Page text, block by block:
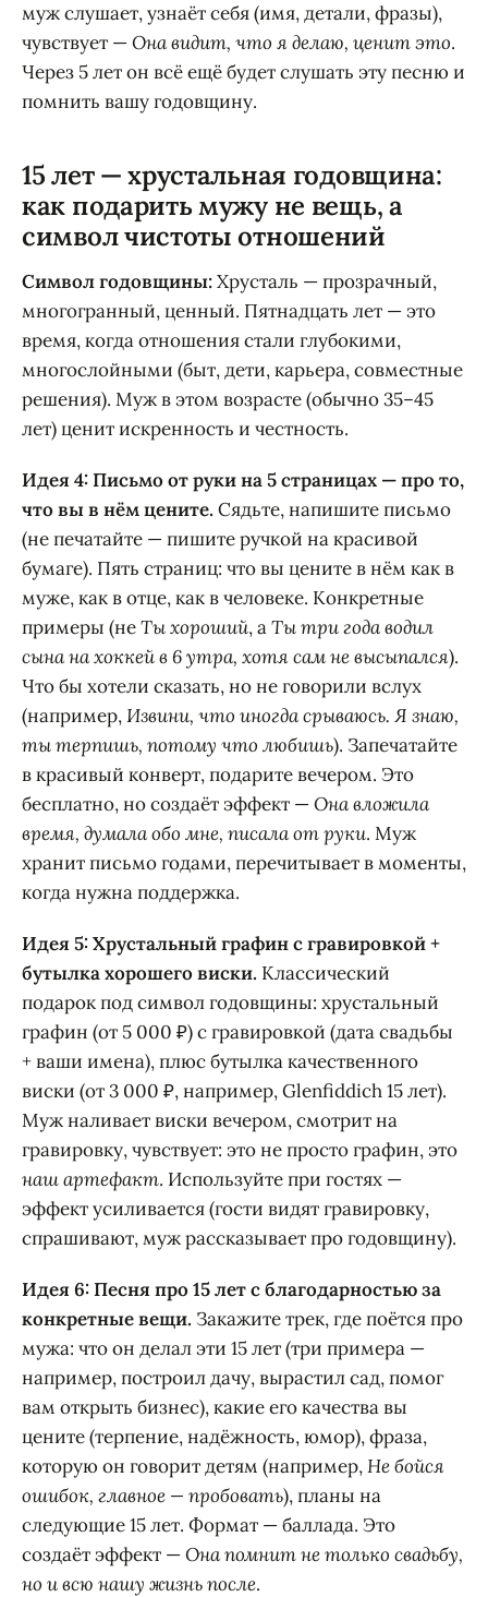
муж слушает, узнаёт себя (имя, детали, фразы),
чувствует —Она видит, что я делаю, ценит это.
Через 5 лет он всё ещё будет слушать эту песню и
помнить вашу годовщину.
15 лет — хрустальная годовщина:
как подарить мужу не вещь, а
символ чистоты отношений
Символ годовщины:Хрусталь — прозрачный,
многогранный, ценный. Пятнадцать лет — это
время, когда отношения стали глубокими,
многослойными (быт, дети, карьера, совместные
решения). Муж в этом возрасте (обычно 35–45
лет) ценит искренность и честность.
Идея 4: Письмо от руки на 5 страницах — про то,
что вы в нём цените. Сядьте, напишите письмо
(не печатайте — пишите ручкой на красивой
бумаге). Пять страниц: что вы цените в нём как в
муже, как в отце, как в человеке. Конкретные
примеры (неТы хороший, аТы три года водил
сына на хоккей в 6 утра, хотя сам не высыпался).
Что бы хотели сказать, но не говорили вслух
(например,Извини, что иногда срываюсь. Я знаю,
ты терпишь, потому что любишь). Запечатайте
в красивый конверт, подарите вечером. Это
бесплатно, но создаёт эффект —Она вложила
время, думала обо мне, писала от руки. Муж
хранит письмо годами, перечитывает в моменты,
когда нужна поддержка.
Идея 5: Хрустальный графин с гравировкой +
бутылка хорошего виски. Классический
подарок под символ годовщины: хрустальный
графин (от 5 000 ₽) с гравировкой (дата свадьбы
+ ваши имена), плюс бутылка качественного
виски (от 3 000 ₽, например, Glenfiddich 15 лет).
Муж наливает виски вечером, смотрит на
гравировку, чувствует: это не просто графин, это
наш артефакт. Используйте при гостях —
эффект усиливается (гости видят гравировку,
спрашивают, муж рассказывает про годовщину).
Идея 6: Песня про 15 лет с благодарностью за
конкретные вещи. Закажите трек, где поётся про
мужа: что он делал эти 15 лет (три примера —
например, построил дачу, вырастил сад, помог
вам открыть бизнес), какие его качества вы
цените (терпение, надёжность, юмор), фраза,
которую он говорит детям (например,Не бойся
ошибок, главное — пробовать), планы на
следующие 15 лет. Формат — баллада. Это
создаёт эффект —Она помнит не только свадьбу,
но и всю нашу жизнь после.